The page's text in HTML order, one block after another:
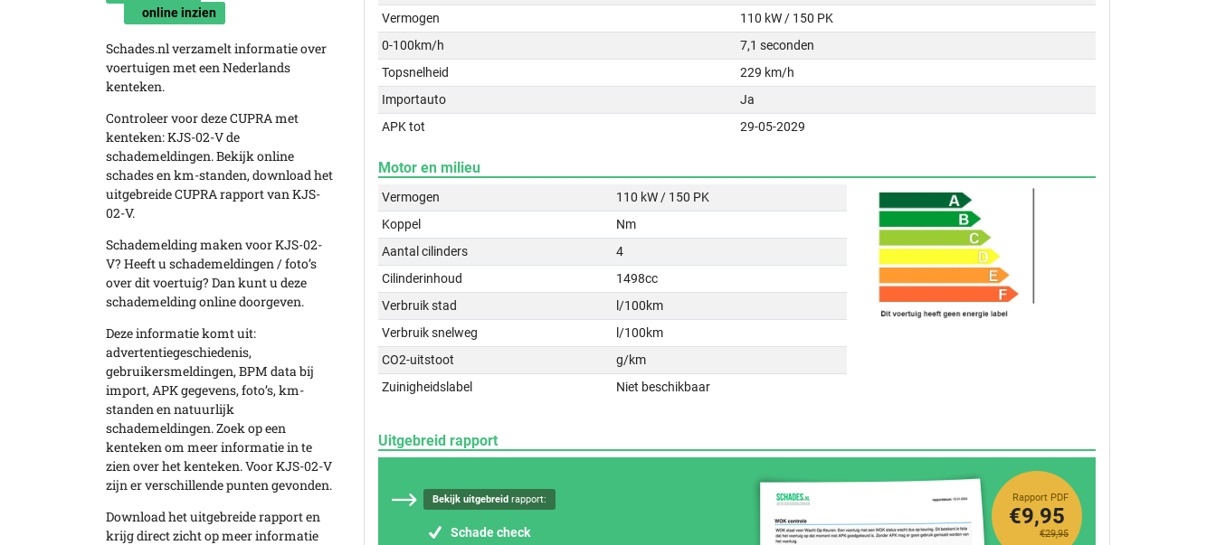
online inzien
Schades.nl verzamelt informatie over
voertuigen met een Nederlands
kenteken.
Controleer voor deze CUPRA met
kenteken: KJS-02-V de
schademeldingen. Bekijk online
schades en km-standen, download het
uitgebreide CUPRA rapport van KJS-
02-V.
Schademelding maken voor KJS-02-
V? Heeft u schademeldingen / foto’s
over dit voertuig? Dan kunt u deze
schademelding online doorgeven.
Deze informatie komt uit:
advertentiegeschiedenis,
gebruikersmeldingen, BPM data bij
import, APK gegevens, foto’s, km-
standen en natuurlijk
schademeldingen. Zoek op een
kenteken om meer informatie in te
zien over het kenteken. Voor KJS-02-V
zijn er verschillende punten gevonden.
Download het uitgebreide rapport en
krijg direct zicht op meer informatie
Vermogen
110 kW / 150 PK
0-100km/h
7,1 seconden
Topsnelheid
229 km/h
Importauto
Ja
APK tot
29-05-2029
Motor en milieu
Vermogen
110 kW / 150 PK
Koppel
Nm
Aantal cilinders
4
Cilinderinhoud
1498cc
Verbruik stad
l/100km
Verbruik snelweg
l/100km
CO2-uitstoot
g/km
Zuinigheidslabel
Niet beschikbaar
Uitgebreid rapport
Bekijk uitgebreid rapport:
Schade check
Rapport PDF
€29,95
€9,95